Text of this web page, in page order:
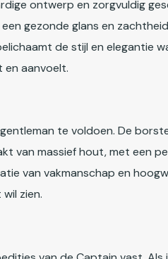
ontwerp en zorgvuldig
gezonde glans en
de stijl en elegantie
aanvoelt.
te voldoen. De
van massief hout, met een
van vakmanschap en
zien.